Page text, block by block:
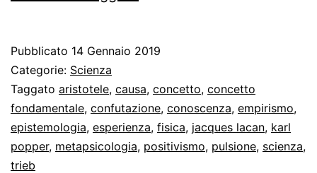
freudiana
Pubblicato 14 Gennaio 2019
Categorie: Scienza
Taggato aristotele, causa, concetto, concetto
fondamentale, confutazione, conoscenza, empirismo,
epistemologia, esperienza, fisica, jacques lacan, karl
popper, metapsicologia, positivismo, pulsione, scienza,
trieb